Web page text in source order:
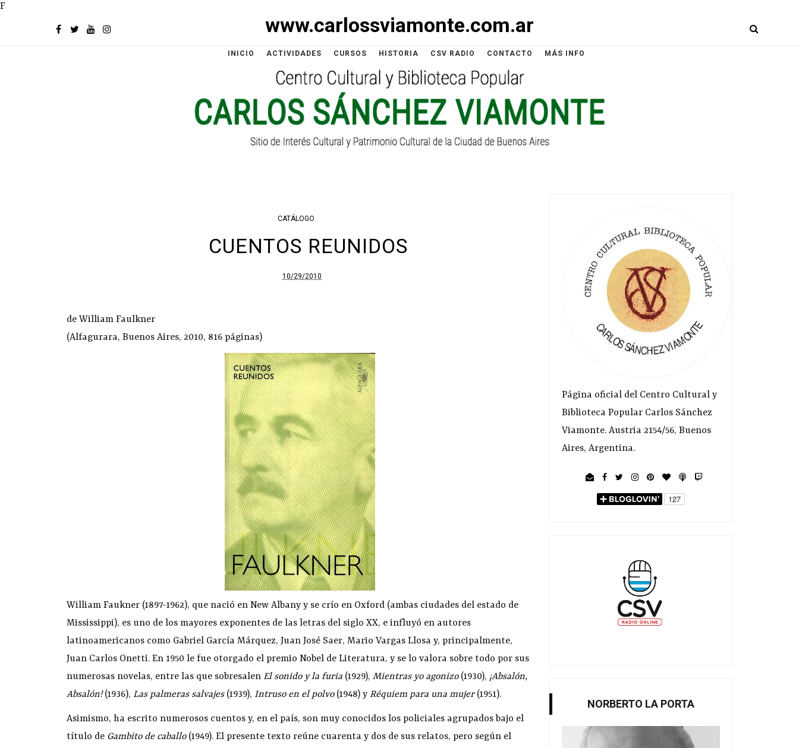
F
www.carlossviamonte.com.ar
INICIO ACTIVIDADES CURSOS HISTORIA CSV RADIO CONTACTO MÁS INFO
CATÁLOGO
CUENTOS REUNIDOS
10/29/2010
de William Faulkner
(Alfagurara, Buenos Aires, 2010, 816 páginas)
William Faukner (1897-1962), que nació en New Albany y se crío en Oxford (ambas ciudades del estado de
Mississippi), es uno de los mayores exponentes de las letras del siglo XX, e influyó en autores
latinoamericanos como Gabriel García Márquez, Juan José Saer, Mario Vargas Llosa y, principalmente,
Juan Carlos Onetti. En 1950 le fue otorgado el premio Nobel de Literatura, y se lo valora sobre todo por sus
numerosas novelas, entre las que sobresalen El sonido y la furia (1929), Mientras yo agonizo(1930), ¡Absalón,
Absalón!(1936), Las palmeras salvajes(1939), Intruso en el polvo(1948) y Réquiem para una mujer(1951).
Asimismo, ha escrito numerosos cuentos y, en el país, son muy conocidos los policiales agrupados bajo el
título de Gambito de caballo(1949). El presente texto reúne cuarenta y dos de sus relatos, pero según el
Página oficial del Centro Cultural y
Biblioteca Popular Carlos Sánchez
Viamonte. Austria 2154/56, Buenos
Aires, Argentina.
NORBERTO LA PORTA